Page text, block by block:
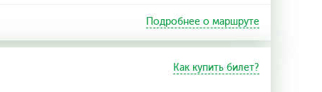
Подробнее о маршруте
Как купить билет?